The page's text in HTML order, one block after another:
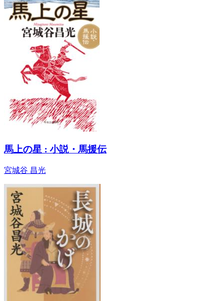
馬上の星 : 小説・馬援伝
宮城谷 昌光